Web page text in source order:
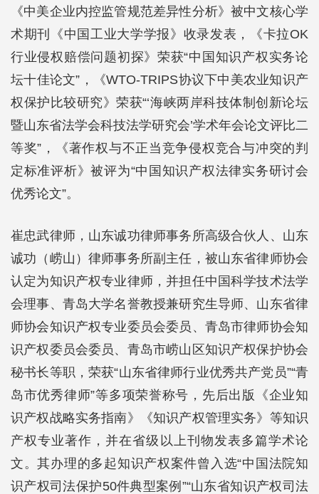
《中美企业内控监管规范差异性分析》被中文核心学
术期刊《中国工业大学学报》收录发表，《卡拉OK
行业侵权赔偿问题初探》荣获“中国知识产权实务论
坛十佳论文”，《WTO-TRIPS协议下中美农业知识产
权保护比较研究》荣获“‘海峡两岸科技体制创新论坛
暨山东省法学会科技法学研究会’学术年会论文评比二
等奖”，《著作权与不正当竞争侵权竞合与冲突的判
定标准评析》被评为“中国知识产权法律实务研讨会
优秀论文”。
崔忠武律师，山东诚功律师事务所高级合伙人、山东
诚功（崂山）律师事务所副主任，被山东省律师协会
认定为知识产权专业律师，并担任中国科学技术法学
会理事、青岛大学名誉教授兼研究生导师、山东省律
师协会知识产权专业委员会委员、青岛市律师协会知
识产权委员会委员、青岛市崂山区知识产权保护协会
秘书长等职，荣获“山东省律师行业优秀共产党员”“青
岛市优秀律师”等多项荣誉称号，先后出版《企业知
识产权战略实务指南》《知识产权管理实务》等知识
产权专业著作，并在省级以上刊物发表多篇学术论
文。其办理的多起知识产权案件曾入选“中国法院知
识产权司法保护50件典型案例”“山东省知识产权司法